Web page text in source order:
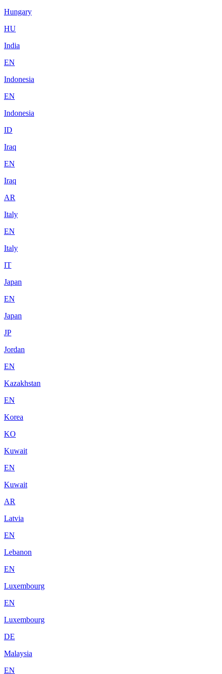
Hungary
HU
India
EN
Indonesia
EN
Indonesia
ID
Iraq
EN
Iraq
AR
Italy
EN
Italy
IT
Japan
EN
Japan
JP
Jordan
EN
Kazakhstan
EN
Korea
KO
Kuwait
EN
Kuwait
AR
Latvia
EN
Lebanon
EN
Luxembourg
EN
Luxembourg
DE
Malaysia
EN